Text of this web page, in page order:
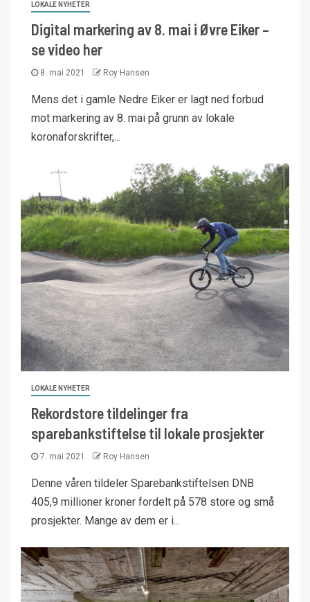
LOKALE NYHETER
Digital markering av 8. mai i Øvre Eiker –
se video her
8. mai 2021 Roy Hansen
Mens det i gamle Nedre Eiker er lagt ned forbud
mot markering av 8. mai på grunn av lokale
koronaforskrifter,...
LOKALE NYHETER
Rekordstore tildelinger fra
sparebankstiftelse til lokale prosjekter
7. mai 2021 Roy Hansen
Denne våren tildeler Sparebankstiftelsen DNB
405,9 millioner kroner fordelt på 578 store og små
prosjekter. Mange av dem er i...